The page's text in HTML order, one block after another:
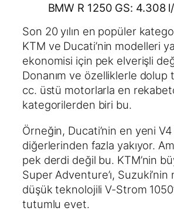
BMW R 1250 GS: 4.308
Son 20 yılın en popüler
KTM ve Ducati’nin modelleri
ekonomisi için pek elverişli
Donanım ve özelliklerle dolup
cc. üstü motorlarla en
kategorilerden biri bu.
Örneğin, Ducati’nin en yeni V4
diğerlerinden fazla yakıyor.
pek derdi değil bu. KTM’nin
Super Adventure’ı,
düşük teknolojili V-Strom
tutumlu evet.